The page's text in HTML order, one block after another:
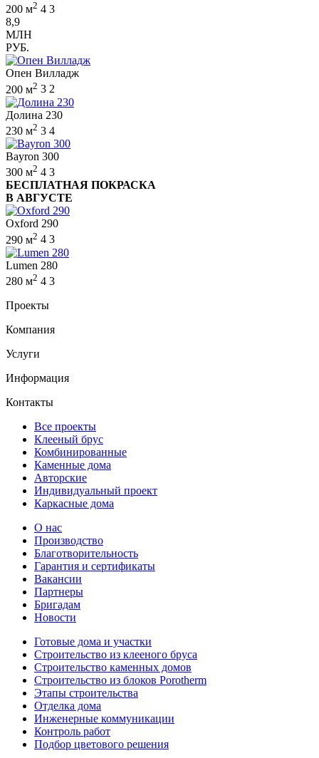
200 м2 4 3
8,9
МЛН
РУБ.
Опен Вилладж
200 м2 3 2
Долина 230
230 м2 3 4
Bayron 300
300 м2 4 3
БЕСПЛАТНАЯ ПОКРАСКА
В АВГУСТЕ
Oxford 290
290 м2 4 3
Lumen 280
280 м2 4 3
Проекты
Компания
Услуги
Информация
Контакты
Все проекты
Клееный брус
Комбинированные
Каменные дома
Авторские
Индивидуальный проект
Каркасные дома
О нас
Производство
Благотворительность
Гарантия и сертификаты
Вакансии
Партнеры
Бригадам
Новости
Готовые дома и участки
Строительство из клееного бруса
Строительство каменных домов
Строительство из блоков Porotherm
Этапы строительства
Отделка дома
Инженерные коммуникации
Контроль работ
Подбор цветового решения